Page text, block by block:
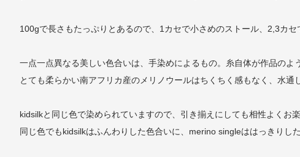
100gで長さもたっぷりとあるので、1カセで小さめのストール、2,3カ
一点一点異なる美しい色合いは、手染めによるもの。糸自体が作品のよ
とても柔らかい南アフリカ産のメリノウールはちくちく感もなく、水通
kidsilkと同じ色で染められていますので、引き揃えにしても相性よくお
同じ色でもkidsilkはふんわりした色合いに、merino singleははっきりし